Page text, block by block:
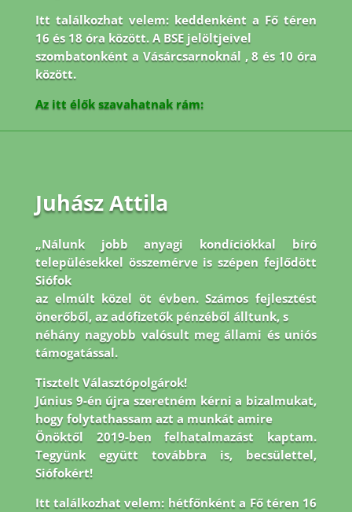
Itt találkozhat velem: keddenként a Fő téren
16 és 18 óra között. A BSE jelöltjeivel
szombatonként a Vásárcsarnoknál , 8 és 10 óra
között.
Az itt élők szavahatnak rám:
Juhász Attila
„Nálunk jobb anyagi kondíciókkal bíró
településekkel összemérve is szépen fejlődött
Siófok
az elmúlt közel öt évben. Számos fejlesztést
önerőből, az adófizetők pénzéből álltunk, s
néhány nagyobb valósult meg állami és uniós
támogatással.
Tisztelt Választópolgárok!
Június 9-én újra szeretném kérni a bizalmukat,
hogy folytathassam azt a munkát amire
Önöktől 2019-ben felhatalmazást kaptam.
Tegyünk együtt továbbra is, becsülettel,
Siófokért!
Itt találkozhat velem: hétfőnként a Fő téren 16